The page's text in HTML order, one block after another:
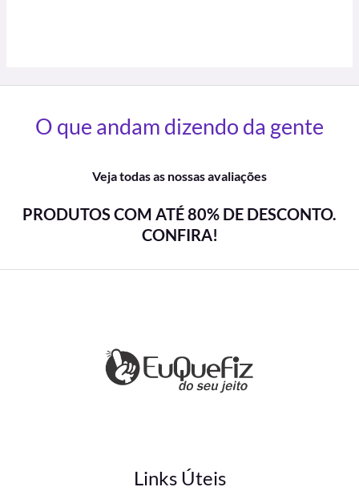
O que andam dizendo da gente
Veja todas as nossas avaliações
PRODUTOS COM ATÉ 80% DE DESCONTO.
CONFIRA!
Links Úteis